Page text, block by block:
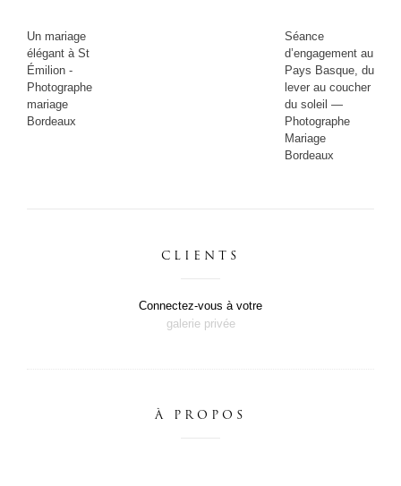
Un mariage
élégant à St
Émilion -
Photographe
mariage
Bordeaux
Séance
d’engagement au
Pays Basque, du
lever au coucher
du soleil —
Photographe
Mariage
Bordeaux
CLIENTS
Connectez-vous à votre
galerie privée
À PROPOS